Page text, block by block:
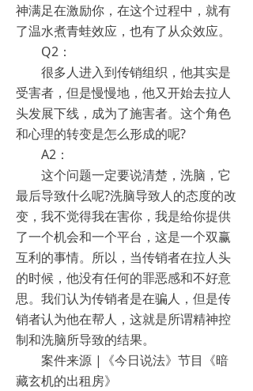
神满足在激励你，在这个过程中，就有
了温水煮青蛙效应，也有了从众效应。
Q2：
很多人进入到传销组织，他其实是
受害者，但是慢慢地，他又开始去拉人
头发展下线，成为了施害者。这个角色
和心理的转变是怎么形成的呢?
A2：
这个问题一定要说清楚，洗脑，它
最后导致什么呢?洗脑导致人的态度的改
变，我不觉得我在害你，我是给你提供
了一个机会和一个平台，这是一个双赢
互利的事情。所以，当传销者在拉人头
的时候，他没有任何的罪恶感和不好意
思。我们认为传销者是在骗人，但是传
销者认为他在帮人，这就是所谓精神控
制和洗脑所导致的结果。
案件来源 |《今日说法》节目《暗
藏玄机的出租房》